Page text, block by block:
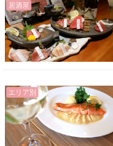
居酒屋
エリア別